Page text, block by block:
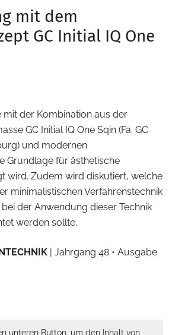
mit dem
GC Initial IQ One
mit der Kombination aus der
GC Initial IQ One Sqin (Fa. GC
und modernen
Grundlage für ästhetische
wird. Zudem wird diskutiert, welche
minimalistischen Verfahrenstechnik
der Anwendung dieser Technik
werden sollte.
| Jahrgang 48 • Ausgabe
unteren Button, um den Inhalt von